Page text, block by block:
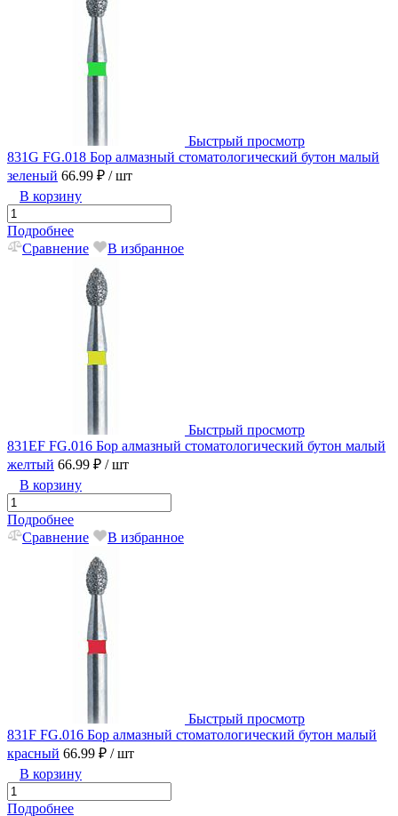
Быстрый просмотр
831G FG.018 Бор алмазный стоматологический бутон малый
зеленый 66.99 ₽ / шт
В корзину
Подробнее
Сравнение
В избранное
Быстрый просмотр
831EF FG.016 Бор алмазный стоматологический бутон малый
желтый 66.99 ₽ / шт
В корзину
Подробнее
Сравнение
В избранное
Быстрый просмотр
831F FG.016 Бор алмазный стоматологический бутон малый
красный 66.99 ₽ / шт
В корзину
Подробнее